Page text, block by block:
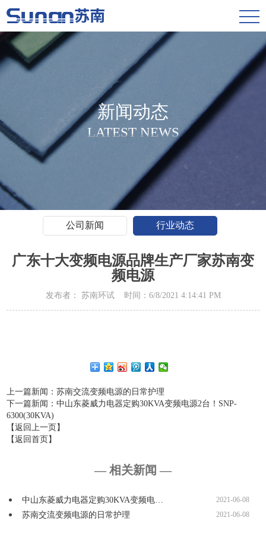
新闻动态
LATEST NEWS
公司新闻 行业动态
广东十大变频电源品牌生产厂家苏南变
频电源
发布者： 苏南环试 时间：6/8/2021 4:14:41 PM
上一篇新闻 ：苏南交流变频电源的日常护理
下一篇新闻 ：中山东菱威力电器定购30KVA变频电源2台！SNP-
6300(30KVA)
【返回上一页】
【返回首页】
— 相关新闻 —
中山东菱威力电器定购30KVA变频电… 2021-06-08
苏南交流变频电源的日常护理 2021-06-08